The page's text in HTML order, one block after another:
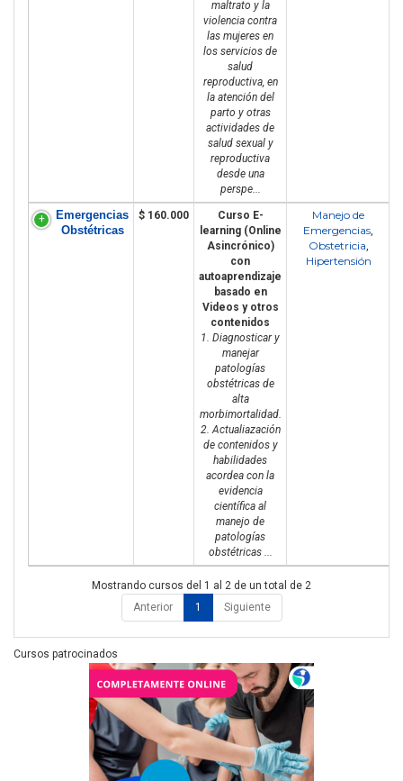
maltrato y la
violencia contra
las mujeres en
los servicios de
salud
reproductiva, en
la atención del
parto y otras
actividades de
salud sexual y
reproductiva
desde una
perspe...
Emergencias
Obstétricas
$ 160.000
Curso E-
learning (Online
Asincrónico)
con
autoaprendizaje
basado en
Videos y otros
contenidos
1. Diagnosticar y
manejar
patologías
obstétricas de
alta
morbimortalidad.
2. Actualiazación
de contenidos y
habilidades
acordea con la
evidencia
científica al
manejo de
patologías
obstétricas ...
Manejo de
Emergencias,
Obstetricia,
Hipertensión
Mostrando cursos del 1 al 2 de un total de 2
Anterior
1 Siguiente
Cursos patrocinados